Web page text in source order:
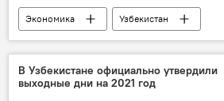
Экономика
Узбекистан
нефтегазовая отрасль
Банк
Министерство энергетики Узбекистана
В Узбекистане официально утвердили
выходные дни на 2021 год